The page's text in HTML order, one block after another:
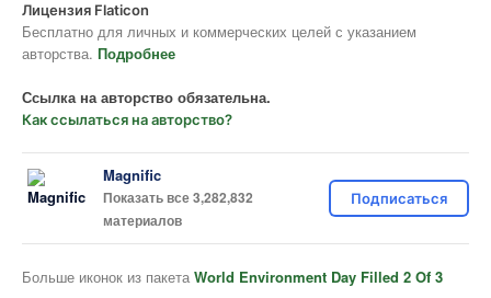
Лицензия Flaticon
Бесплатно для личных и коммерческих целей с указанием
авторства. Подробнее
Ссылка на авторство обязательна.
Как ссылаться на авторство?
Magnific
Показать все 3,282,832
материалов
Подписаться
Больше иконок из пакета World Environment Day Filled 2 Of 3